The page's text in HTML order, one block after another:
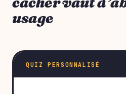
usage
QUIZ PERSONNALISÉ